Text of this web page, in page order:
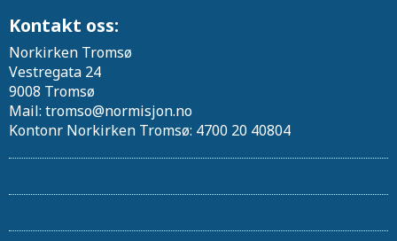
Kontakt oss:
Norkirken Tromsø
Vestregata 24
9008 Tromsø
Mail: tromso@normisjon.no
Kontonr Norkirken Tromsø: 4700 20 40804